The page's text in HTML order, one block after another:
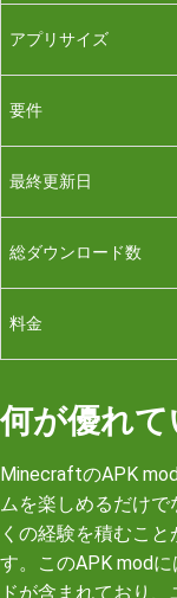
アプリサイズ
要件
最終更新日
総ダウンロード数
料金
何が優れて
MinecraftのAPK
ムを楽しめるだけ
くの経験を積むこ
す。このAPK mod
ドが含まれており